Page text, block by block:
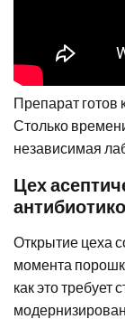
Препарат готов
Столько
независимая
Цех
Открытие цеха
момента
как это требует